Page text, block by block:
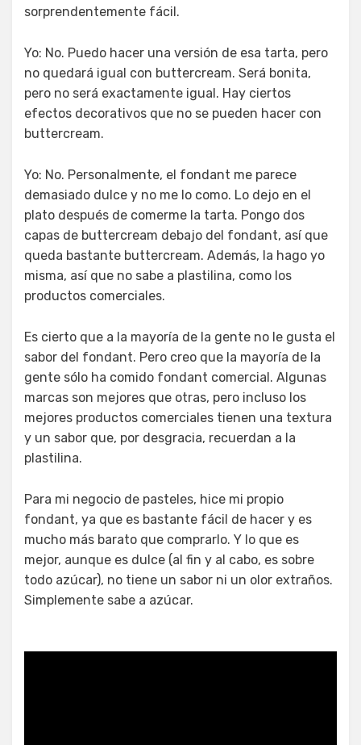
sorprendentemente fácil.
Yo: No. Puedo hacer una versión de esa tarta, pero
no quedará igual con buttercream. Será bonita,
pero no será exactamente igual. Hay ciertos
efectos decorativos que no se pueden hacer con
buttercream.
Yo: No. Personalmente, el fondant me parece
demasiado dulce y no me lo como. Lo dejo en el
plato después de comerme la tarta. Pongo dos
capas de buttercream debajo del fondant, así que
queda bastante buttercream. Además, la hago yo
misma, así que no sabe a plastilina, como los
productos comerciales.
Es cierto que a la mayoría de la gente no le gusta el
sabor del fondant. Pero creo que la mayoría de la
gente sólo ha comido fondant comercial. Algunas
marcas son mejores que otras, pero incluso los
mejores productos comerciales tienen una textura
y un sabor que, por desgracia, recuerdan a la
plastilina.
Para mi negocio de pasteles, hice mi propio
fondant, ya que es bastante fácil de hacer y es
mucho más barato que comprarlo. Y lo que es
mejor, aunque es dulce (al fin y al cabo, es sobre
todo azúcar), no tiene un sabor ni un olor extraños.
Simplemente sabe a azúcar.